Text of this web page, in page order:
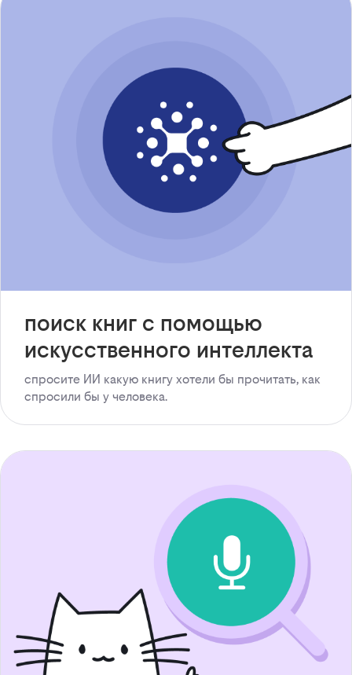
поиск книг с помощью
искусственного интеллекта
спросите ИИ какую книгу хотели бы прочитать, как
спросили бы у человека.